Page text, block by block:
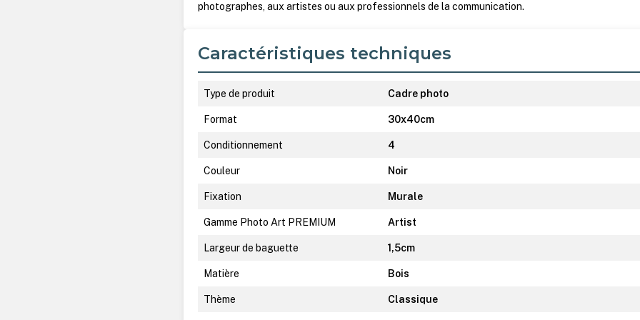
photographes, aux artistes ou aux professionnels de la communication.
Caractéristiques techniques
Type de produit Cadre photo
Format 30x40cm
Conditionnement 4
Couleur Noir
Fixation Murale
Gamme Photo Art PREMIUM Artist
Largeur de baguette 1,5cm
Matière Bois
Thème Classique